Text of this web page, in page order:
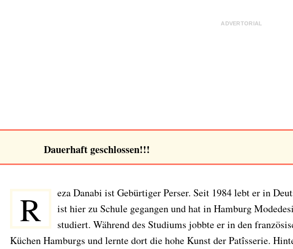
ADVERTORIAL
Dauerhaft geschlossen!!!
R
eza Danabi ist Gebürtiger Perser. Seit 1984 lebt er in
ist hier zu Schule gegangen und hat in Hamburg
studiert. Während des Studiums jobbte er in den
Küchen Hamburgs und lernte dort die hohe Kunst der Patîsserie.